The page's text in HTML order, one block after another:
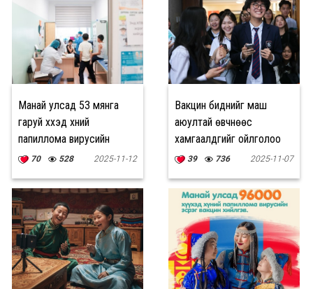
Манай улсад 53 мянга
гаруй хүүхэд хүний
папиллома вирусийн
эсрэг вакцинаа
70 528 2025-11-12
Вакцин биднийг маш
аюултай өвчнөөс
хамгаалдгийг ойлголоо
39 736 2025-11-07